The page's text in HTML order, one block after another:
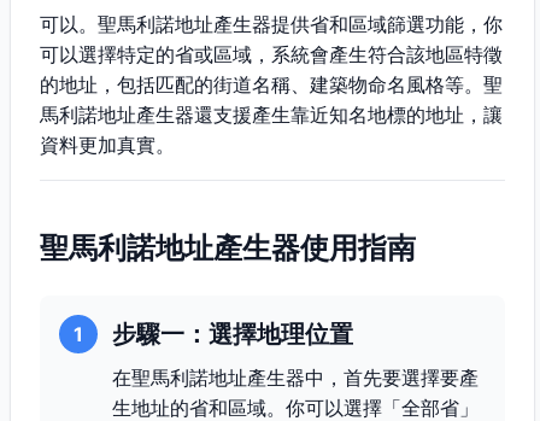
可以。聖馬利諾地址產生器提供省和區域篩選功能，你
可以選擇特定的省或區域，系統會產生符合該地區特徵
的地址，包括匹配的街道名稱、建築物命名風格等。聖
馬利諾地址產生器還支援產生靠近知名地標的地址，讓
資料更加真實。
聖馬利諾地址產生器使用指南
1 步驟一：選擇地理位置
在聖馬利諾地址產生器中，首先要選擇要產
生地址的省和區域。你可以選擇「全部省」